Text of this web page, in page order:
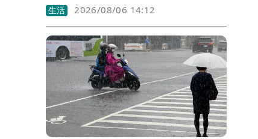
果檢出苯駢芘6.3ppb，當天通知代工廠
及「中寮鄉農會」回收，並通報衛生局。
據食藥署統計，從7月21日爆出首起苦茶
油案至今，短短兩周，已累計6家製油廠
產品發生致癌物苯駢芘超標。
生活 2026/08/06 14:12